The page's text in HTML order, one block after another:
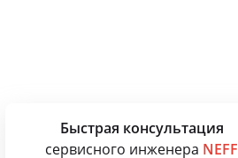
Быстрая консультация
сервисного инженера NEFF